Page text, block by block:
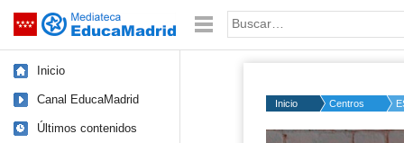
Saltar navegación Palabra o frase:
Inicio
Canal EducaMadrid
Últimos contenidos
Inicio Centros
Volume